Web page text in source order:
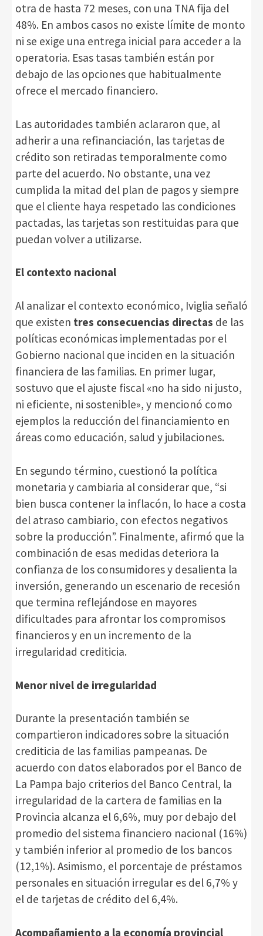
otra de hasta 72 meses, con una TNA fija del
48%. En ambos casos no existe límite de monto
ni se exige una entrega inicial para acceder a la
operatoria. Esas tasas también están por
debajo de las opciones que habitualmente
ofrece el mercado financiero.
Las autoridades también aclararon que, al
adherir a una refinanciación, las tarjetas de
crédito son retiradas temporalmente como
parte del acuerdo. No obstante, una vez
cumplida la mitad del plan de pagos y siempre
que el cliente haya respetado las condiciones
pactadas, las tarjetas son restituidas para que
puedan volver a utilizarse.
El contexto nacional
Al analizar el contexto económico, Iviglia señaló
que existen tres consecuencias directas de las
políticas económicas implementadas por el
Gobierno nacional que inciden en la situación
financiera de las familias. En primer lugar,
sostuvo que el ajuste fiscal «no ha sido ni justo,
ni eficiente, ni sostenible», y mencionó como
ejemplos la reducción del financiamiento en
áreas como educación, salud y jubilaciones.
En segundo término, cuestionó la política
monetaria y cambiaria al considerar que, “si
bien busca contener la inflacón, lo hace a costa
del atraso cambiario, con efectos negativos
sobre la producción”. Finalmente, afirmó que la
combinación de esas medidas deteriora la
confianza de los consumidores y desalienta la
inversión, generando un escenario de recesión
que termina reflejándose en mayores
dificultades para afrontar los compromisos
financieros y en un incremento de la
irregularidad crediticia.
Menor nivel de irregularidad
Durante la presentación también se
compartieron indicadores sobre la situación
crediticia de las familias pampeanas. De
acuerdo con datos elaborados por el Banco de
La Pampa bajo criterios del Banco Central, la
irregularidad de la cartera de familias en la
Provincia alcanza el 6,6%, muy por debajo del
promedio del sistema financiero nacional (16%)
y también inferior al promedio de los bancos
(12,1%). Asimismo, el porcentaje de préstamos
personales en situación irregular es del 6,7% y
el de tarjetas de crédito del 6,4%.
Acompañamiento a la economía provincial